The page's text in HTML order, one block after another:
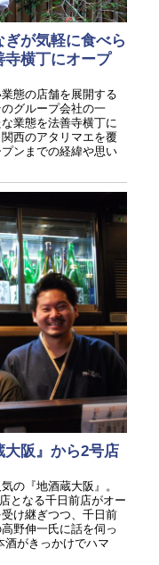
が気軽に食べら
横丁にオープ
態の店舗を展開する
グループ会社の一
業態を法善寺横丁に
西のアタリマエを覆
ンまでの経緯や思い
大阪』から2号店
の『地酒蔵大阪』。
となる千日前店がオー
け継ぎつつ、千日前
野伸一氏に話を伺っ
酒がきっかけでハマ